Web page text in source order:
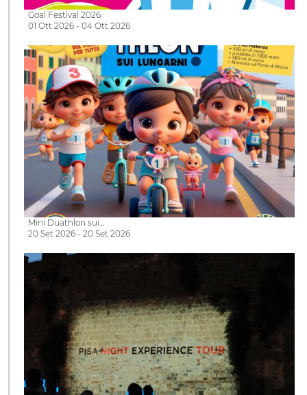
Goal Festival 2026
01 Ott 2026 - 04 Ott 2026
Mini Duathlon sui…
20 Set 2026 - 20 Set 2026